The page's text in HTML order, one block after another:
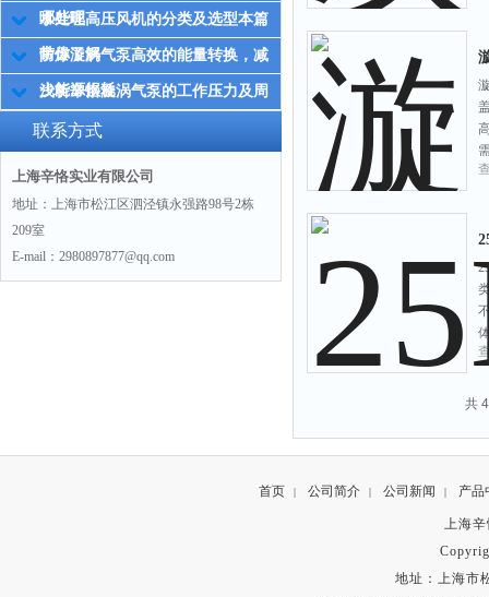
哪些呢
水处理高压风机的分类及选型本篇
带你了解
防爆漩涡气泵高效的能量转换，减
少能源损耗
浅析辛恪漩涡气泵的工作压力及周
围环境
联系方式
上海辛恪实业有限公司
地址：上海市松江区泗泾镇永强路98号2栋
209室
E-mail：2980897877@qq.com
共
首页 | 公司简介 | 公司新闻 | 产品
上海
地址：上海市